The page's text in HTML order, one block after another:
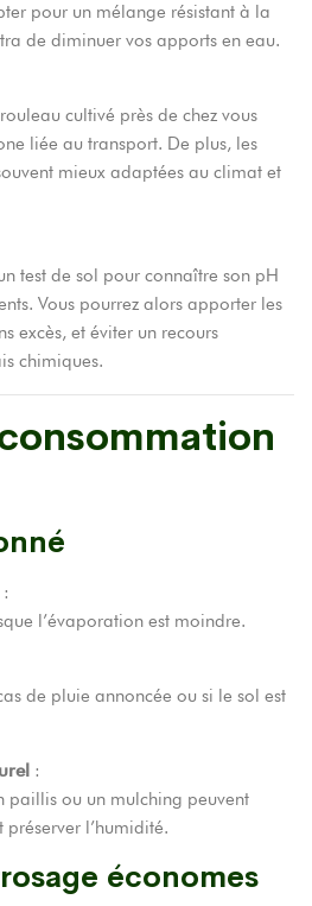
pour un mélange résistant à la
de diminuer vos apports en eau.
cultivé près de chez vous
liée au transport. De plus, les
mieux adaptées au climat et
test de sol pour connaître son pH
Vous pourrez alors apporter les
excès, et éviter un recours
chimiques.
:
l’évaporation est moindre.
de pluie annoncée ou si le sol est
:
paillis ou un mulching peuvent
l’humidité.
économes